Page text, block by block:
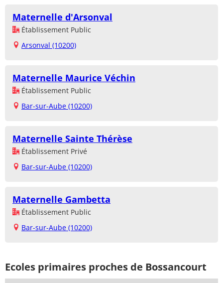
Maternelle d'Arsonval
Établissement Public
Arsonval (10200)
Maternelle Maurice Véchin
Établissement Public
Bar-sur-Aube (10200)
Maternelle Sainte Thérèse
Établissement Privé
Bar-sur-Aube (10200)
Maternelle Gambetta
Établissement Public
Bar-sur-Aube (10200)
Ecoles primaires proches de Bossancourt